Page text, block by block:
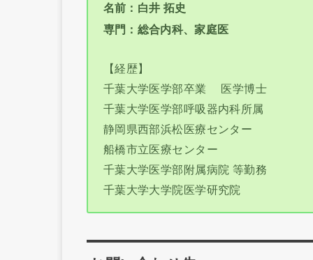
名前：白井 拓史
専門：総合内科、家庭医
【経歴】
千葉大学医学部卒業 医学博士
千葉大学医学部呼吸器内科所属
静岡県西部浜松医療センター
船橋市立医療センター
千葉大学医学部附属病院 等勤務
千葉大学大学院医学研究院